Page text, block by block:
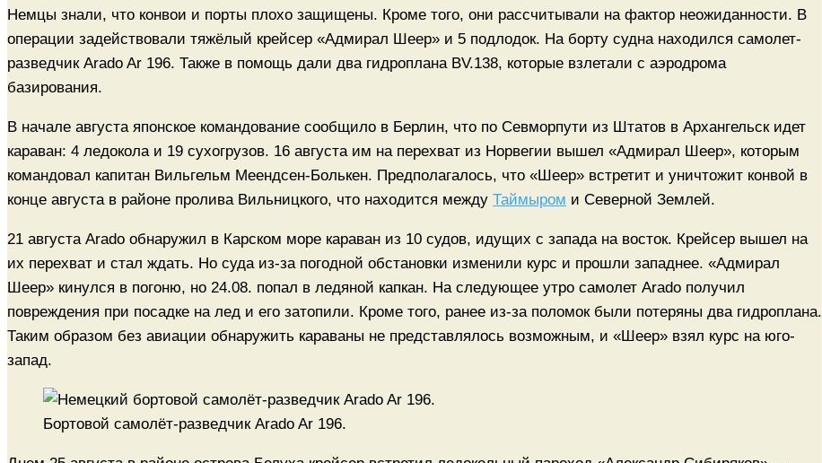
Немцы знали, что конвои и порты плохо защищены. Кроме того, они рассчитывали на фактор неожиданности. В
операции задействовали тяжёлый крейсер «Адмирал Шеер» и 5 подлодок. На борту судна находился самолет-
разведчик Arado Ar 196. Также в помощь дали два гидроплана BV.138, которые взлетали с аэродрома
базирования.
В начале августа японское командование сообщило в Берлин, что по Севморпути из Штатов в Архангельск идет
караван: 4 ледокола и 19 сухогрузов. 16 августа им на перехват из Норвегии вышел «Адмирал Шеер», которым
командовал капитан Вильгельм Меендсен-Болькен. Предполагалось, что «Шеер» встретит и уничтожит конвой в
конце августа в районе пролива Вильницкого, что находится между Таймыром и Северной Землей.
21 августа Arado обнаружил в Карском море караван из 10 судов, идущих с запада на восток. Крейсер вышел на
их перехват и стал ждать. Но суда из-за погодной обстановки изменили курс и прошли западнее. «Адмирал
Шеер» кинулся в погоню, но 24.08. попал в ледяной капкан. На следующее утро самолет Arado получил
повреждения при посадке на лед и его затопили. Кроме того, ранее из-за поломок были потеряны два гидроплана.
Таким образом без авиации обнаружить караваны не представлялось возможным, и «Шеер» взял курс на юго-
запад.
Бортовой самолёт-разведчик Arado Ar 196.